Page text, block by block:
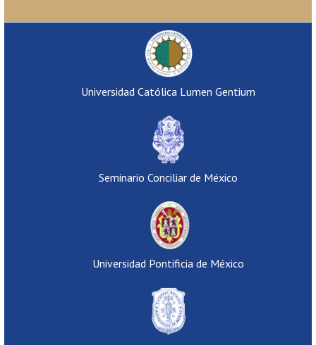
Universidad Católica Lumen Gentium
Seminario Conciliar de México
Universidad Pontificia de México